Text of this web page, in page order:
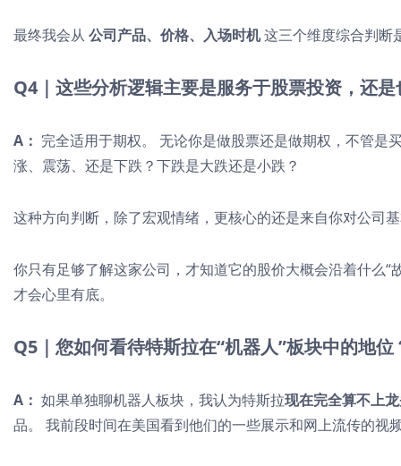
最终我会从 公司产品、价格、入场时机这三个维度综合判断
Q4｜这些分析逻辑主要是服务于股票投资，还
A： 完全适用于期权。 无论你是做股票还是做期权，不管是
涨、震荡、还是下跌？下跌是大跌还是小跌？
这种方向判断，除了宏观情绪，更核心的还是来自你对公司
你只有足够了解这家公司，才知道它的股价大概会沿着什么
才会心里有底。
Q5｜您如何看待特斯拉在“机器人”板块中的地位
A： 如果单独聊机器人板块，我认为特斯拉现在完全算不上
品。 我前段时间在美国看到他们的一些展示和网上流传的视